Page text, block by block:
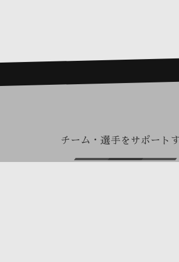
チーム・選手をサポート